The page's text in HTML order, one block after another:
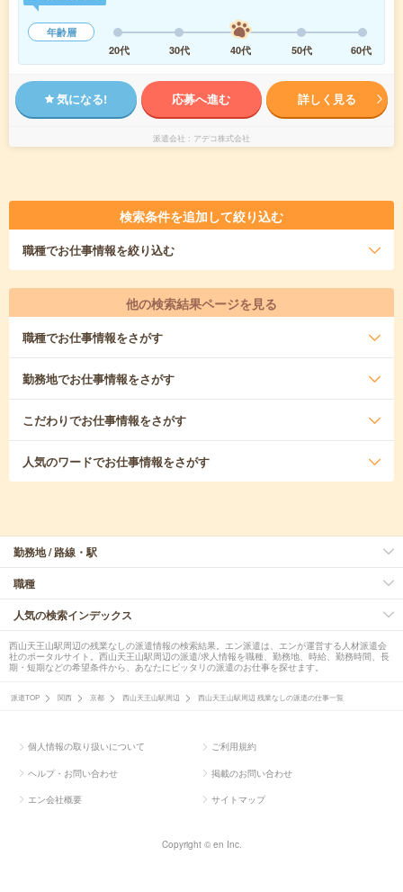
年齢層
20代
30代 40代 50代 60代
気になる! 応募へ進む 詳しく見る
派遣会社 アデコ株式会社
検索条件を追加して絞り込む
職種でお仕事情報を絞り込む
他の検索結果ページを見る
職種でお仕事情報をさがす
勤務地でお仕事情報をさがす
こだわりでお仕事情報をさがす
人気のワードでお仕事情報をさがす
勤務地 / 路線・駅
職種
人気の検索インデックス
西山天王山駅周辺の残業なしの派遣情報の検索結果。エン派遣は、エンが運営する人材派遣会
社のポータルサイト。西山天王山駅周辺の派遣/求人情報を職種、勤務地、時給、勤務時間、長
期・短期などの希望条件から、あなたにピッタリの派遣のお仕事を探せます。
派遣TOP 関西 京都 西山天王山駅周辺 西山天王山駅周辺 残業なしの派遣の仕事一覧
個人情報の取り扱いについて ご利用規約
ヘルプ・お問い合わせ 掲載のお問い合わせ
エン会社概要 サイトマップ
Copyright © en Inc.